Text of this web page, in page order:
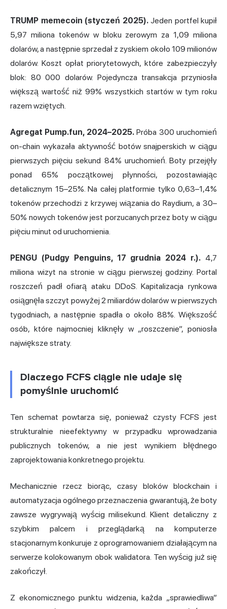
TRUMP memecoin (styczeń 2025).Jeden portfel kupił
5,97 miliona tokenów w bloku zerowym za 1,09 miliona
dolarów, a następnie sprzedał z zyskiem około 109 milionów
dolarów. Koszt opłat priorytetowych, które zabezpieczyły
blok: 80 000 dolarów. Pojedyncza transakcja przyniosła
większą wartość niż 99% wszystkich startów w tym roku
razem wziętych.
Agregat Pump.fun, 2024–2025.Próba 300 uruchomień
on-chain wykazała aktywność botów snajperskich w ciągu
pierwszych pięciu sekund 84% uruchomień. Boty przejęły
ponad 65% początkowej płynności, pozostawiając
detalicznym 15–25%. Na całej platformie tylko 0,63–1,4%
tokenów przechodzi z krzywej wiązania do Raydium, a 30–
50% nowych tokenów jest porzucanych przez boty w ciągu
pięciu minut od uruchomienia.
PENGU (Pudgy Penguins, 17 grudnia 2024 r.). 4,7
miliona wizyt na stronie w ciągu pierwszej godziny. Portal
roszczeń padł ofiarą ataku DDoS. Kapitalizacja rynkowa
osiągnęła szczyt powyżej 2 miliardów dolarów w pierwszych
tygodniach, a następnie spadła o około 88%. Większość
osób, które najmocniej kliknęły w „roszczenie”, poniosła
największe straty.
Dlaczego FCFS ciągle nie udaje się
pomyślnie uruchomić
Ten schemat powtarza się, ponieważ czysty FCFS jest
strukturalnie nieefektywny w przypadku wprowadzania
publicznych tokenów, a nie jest wynikiem błędnego
zaprojektowania konkretnego projektu.
Mechanicznie rzecz biorąc, czasy bloków blockchain i
automatyzacja ogólnego przeznaczenia gwarantują, że boty
zawsze wygrywają wyścig milisekund. Klient detaliczny z
szybkim palcem i przeglądarką na komputerze
stacjonarnym konkuruje z oprogramowaniem działającym na
serwerze kolokowanym obok walidatora. Ten wyścig już się
zakończył.
Z ekonomicznego punktu widzenia, każda „sprawiedliwa”